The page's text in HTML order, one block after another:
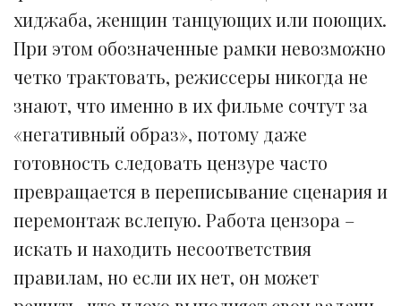
хиджаба, женщин танцующих или поющих.
При этом обозначенные рамки невозможно
четко трактовать, режиссеры никогда не
знают, что именно в их фильме сочтут за
«негативный образ», потому даже
готовность следовать цензуре часто
превращается в переписывание сценария и
перемонтаж вслепую. Работа цензора –
искать и находить несоответствия
правилам, но если их нет, он может